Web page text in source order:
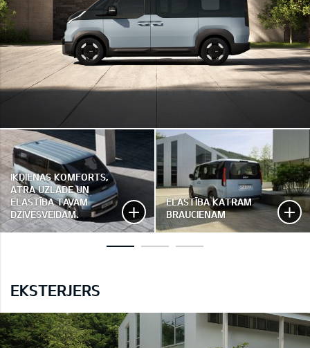
IKDIENAS KOMFORTS,
ĀTRA UZLĀDE UN
ELASTĪBA TAVAM
DZĪVESVEIDAM.
ELASTĪBA KATRAM
BRAUCIENAM
EKSTERJERS